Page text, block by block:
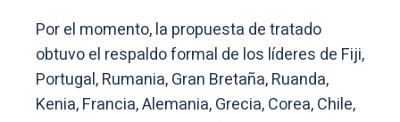
Por el momento, la propuesta de tratado
obtuvo el respaldo formal de los líderes de Fiji,
Portugal, Rumania, Gran Bretaña, Ruanda,
Kenia, Francia, Alemania, Grecia, Corea, Chile,